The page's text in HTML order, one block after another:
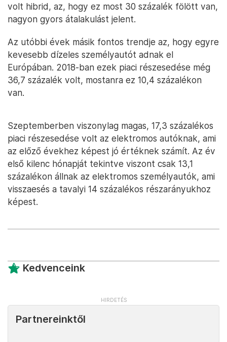
volt hibrid, az, hogy ez most 30 százalék fölött van,
nagyon gyors átalakulást jelent.
Az utóbbi évek másik fontos trendje az, hogy egyre
kevesebb dízeles személyautót adnak el
Európában. 2018-ban ezek piaci részesedése még
36,7 százalék volt, mostanra ez 10,4 százalékon
van.
Szeptemberben viszonylag magas, 17,3 százalékos
piaci részesedése volt az elektromos autóknak, ami
az előző évekhez képest jó értéknek számít. Az év
első kilenc hónapját tekintve viszont csak 13,1
százalékon állnak az elektromos személyautók, ami
visszaesés a tavalyi 14 százalékos részarányukhoz
képest.
Kedvenceink
Partnereinktől